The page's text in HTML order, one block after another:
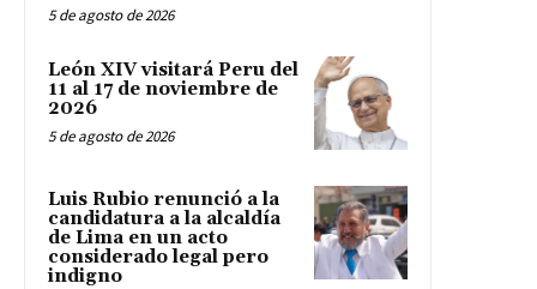
5 de agosto de 2026
León XIV visitará Peru del
11 al 17 de noviembre de
2026
5 de agosto de 2026
Luis Rubio renunció a la
candidatura a la alcaldía
de Lima en un acto
considerado legal pero
indigno